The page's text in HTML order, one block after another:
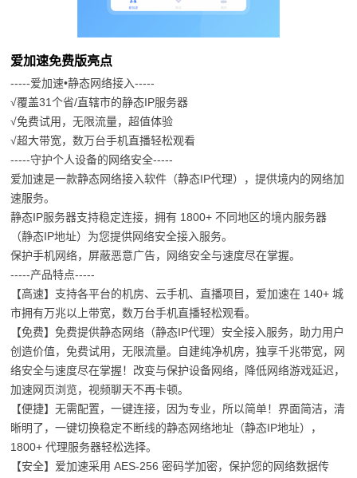
爱加速免费版亮点
-----爱加速•静态网络接入-----
√覆盖31个省/直辖市的静态IP服务器
√免费试用，无限流量，超值体验
√超大带宽，数万台手机直播轻松观看
-----守护个人设备的网络安全-----
爱加速是一款静态网络接入软件（静态IP代理），提供境内的网络加
速服务。
静态IP服务器支持稳定连接，拥有 1800+ 不同地区的境内服务器
（静态IP地址）为您提供网络安全接入服务。
保护手机网络，屏蔽恶意广告，网络安全与速度尽在掌握。
-----产品特点-----
【高速】支持各平台的机房、云手机、直播项目，爱加速在 140+ 城
市拥有万兆以上带宽，数万台手机直播轻松观看。
【免费】免费提供静态网络（静态IP代理）安全接入服务，助力用户
创造价值，免费试用，无限流量。自建纯净机房，独享千兆带宽，网
络安全与速度尽在掌握！改变与保护设备网络，降低网络游戏延迟，
加速网页浏览，视频聊天不再卡顿。
【便捷】无需配置，一键连接，因为专业，所以简单！界面简洁，清
晰明了，一键切换稳定不断线的静态网络地址（静态IP地址），
1800+ 代理服务器轻松选择。
【安全】爱加速采用 AES-256 密码学加密，保护您的网络数据传